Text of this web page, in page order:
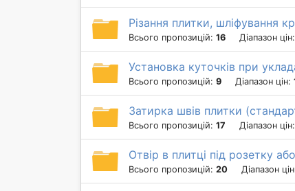
Різання плитки, шліфування
Всього пропозицій: 16 Діапазон цін:
Установка куточків при
Всього пропозицій: 9 Діапазон цін:
Затирка швів плитки
Всього пропозицій: 17 Діапазон цін:
Отвір в плитці під розетку
Всього пропозицій: 20 Діапазон